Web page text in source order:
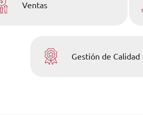
Ventas
Gestión de Calidad